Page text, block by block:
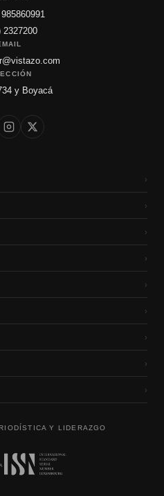
2327200
y Boyacá
›
›
›
›
›
›
›
›
›
Y LIDERAZGO